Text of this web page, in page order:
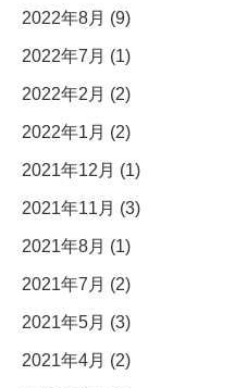
2022年8月 (9)
2022年7月 (1)
2022年2月 (2)
2022年1月 (2)
2021年12月 (1)
2021年11月 (3)
2021年8月 (1)
2021年7月 (2)
2021年5月 (3)
2021年4月 (2)